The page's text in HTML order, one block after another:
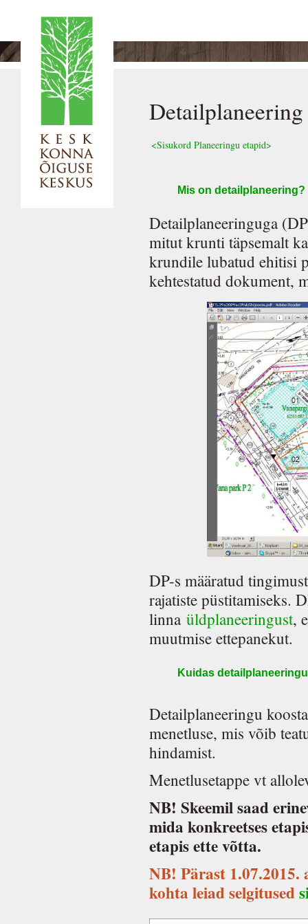
Detailplaneering
<Sisukord Planeeringu etapid>
Mis on detailplaneering?
Detailplaneeringuga
mitut krunti täpsemalt
krundile lubatud ehitisi
kehtestatud dokument,
DP-s määratud
rajatiste püstitamiseks.
linna üldplaneeringust,
muutmise ettepanekut.
Kuidas
Detailplaneeringu
menetluse, mis võib
hindamist.
Menetlusetappe vt
NB! Skeemil saad
mida konkreetses
etapis ette võtta.
NB! Pärast
kohta leiad selgitused